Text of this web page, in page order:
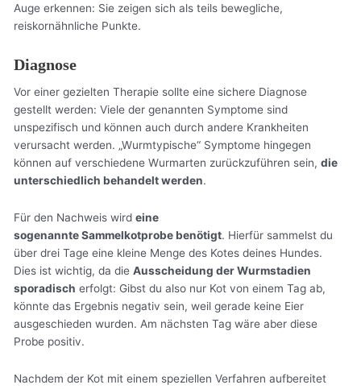
Auge erkennen: Sie zeigen sich als teils bewegliche,
reiskornähnliche Punkte.
Diagnose
Vor einer gezielten Therapie sollte eine sichere Diagnose
gestellt werden: Viele der genannten Symptome sind
unspezifisch und können auch durch andere Krankheiten
verursacht werden. „Wurmtypische“ Symptome hingegen
können auf verschiedene Wurmarten zurückzuführen sein,die
unterschiedlich behandelt werden.
Für den Nachweis wirdeine
sogenannte Sammelkotprobe benötigt. Hierfür sammelst du
über drei Tage eine kleine Menge des Kotes deines Hundes.
Dies ist wichtig, da dieAusscheidung der Wurmstadien
sporadisch erfolgt: Gibst du also nur Kot von einem Tag ab,
könnte das Ergebnis negativ sein, weil gerade keine Eier
ausgeschieden wurden. Am nächsten Tag wäre aber diese
Probe positiv.
Nachdem der Kot mit einem speziellen Verfahren aufbereitet